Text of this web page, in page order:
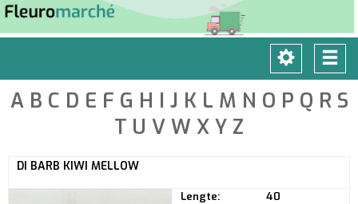
Toggle
A B C D E F G H I J K L M N O P Q R S
T U V W X Y Z
DI BARB KIWI MELLOW
Lengte:
40